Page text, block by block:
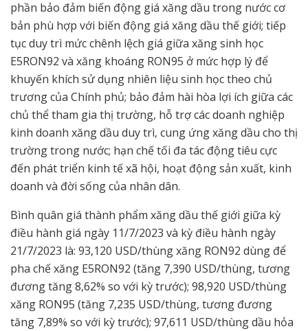
phần bảo đảm biến động giá xăng dầu trong nước cơ
bản phù hợp với biến động giá xăng dầu thế giới; tiếp
tục duy trì mức chênh lệch giá giữa xăng sinh học
E5RON92 và xăng khoáng RON95 ở mức hợp lý để
khuyến khích sử dụng nhiên liệu sinh học theo chủ
trương của Chính phủ; bảo đảm hài hòa lợi ích giữa các
chủ thể tham gia thị trường, hỗ trợ các doanh nghiệp
kinh doanh xăng dầu duy trì, cung ứng xăng dầu cho thị
trường trong nước; hạn chế tối đa tác động tiêu cực
đến phát triển kinh tế xã hội, hoạt động sản xuất, kinh
doanh và đời sống của nhân dân.
Bình quân giá thành phẩm xăng dầu thế giới giữa kỳ
điều hành giá ngày 11/7/2023 và kỳ điều hành ngày
21/7/2023 là: 93,120 USD/thùng xăng RON92 dùng để
pha chế xăng E5RON92 (tăng 7,390 USD/thùng, tương
đương tăng 8,62% so với kỳ trước); 98,920 USD/thùng
xăng RON95 (tăng 7,235 USD/thùng, tương đương
tăng 7,89% so với kỳ trước); 97,611 USD/thùng dầu hỏa